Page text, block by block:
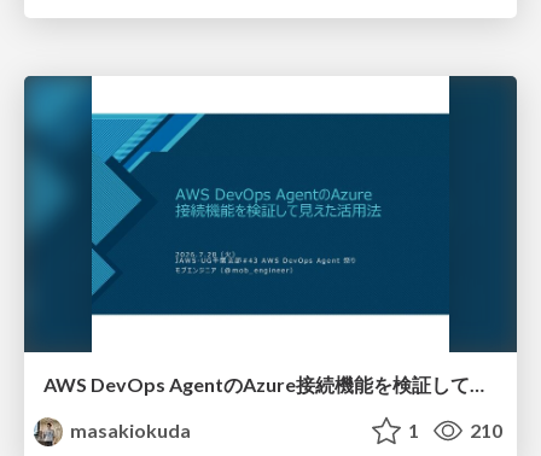
AWS DevOps AgentのAzure接続機能を検証して見えた活用法／Use Cases Verified for the AWS DevOps Agent's Azure Connectivity Feature
masakiokuda
1 210